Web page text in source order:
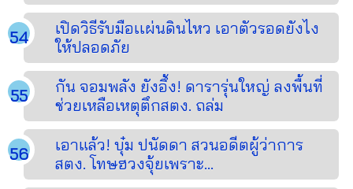
เปิดวิธีรับมือเเผ่นดินไหว เอาตัวรอดยังไง
ให้ปลอดภัย
กัน จอมพลัง ยังอึ้ง! ดารารุ่นใหญ่ ลงพื้นที่
ช่วยเหลือเหตุตึกสตง. ถล่ม
เอาแล้ว! บุ๋ม ปนัดดา สวนอดีตผู้ว่าการ
สตง. โทษฮวงจุ้ยเพราะ...